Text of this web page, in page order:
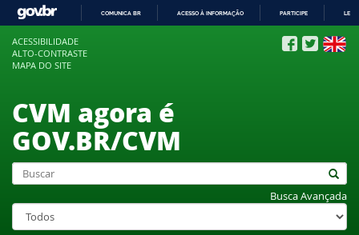
COMUNICA BR ACESSO À INFORMAÇÃO PARTICIPE
ACESSIBILIDADE
ALTO-CONTRASTE
MAPA DO SITE
CVM agora é
GOV.BR/CVM
Busca Avançada